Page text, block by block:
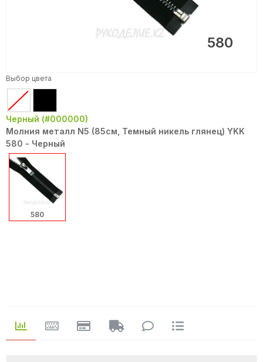
580
Выбор цвета
Черный (#000000)
Молния металл N5 (85см, Темный никель глянец) YKK
580 - Черный
580